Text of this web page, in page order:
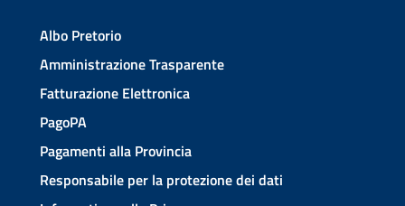
Albo Pretorio
Amministrazione Trasparente
Fatturazione Elettronica
PagoPA
Pagamenti alla Provincia
Responsabile per la protezione dei dati